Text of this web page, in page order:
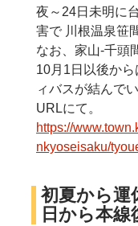
夜～24日未明に
害で 川根温泉笹
なお、家山-千頭
10月1日以後か
ィバスが結んでい
URLにて。
https://
nkyoseisaku/
初夏から運
日から本線